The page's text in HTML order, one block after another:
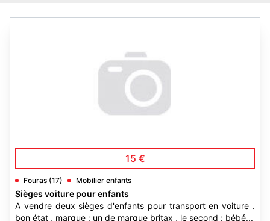
15 €
Fouras (17) Mobilier enfants
Sièges voiture pour enfants
A vendre deux sièges d'enfants pour transport en voiture .
bon état , marque : un de marque britax , le second : bébé...